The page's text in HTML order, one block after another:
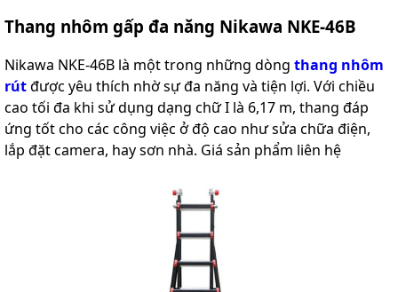
Thang nhôm gấp đa năng Nikawa NKE-46B
Nikawa NKE-46B là một trong những dòng thang nhôm
rútđược yêu thích nhờ sự đa năng và tiện lợi. Với chiều
cao tối đa khi sử dụng dạng chữ I là 6,17 m, thang đáp
ứng tốt cho các công việc ở độ cao như sửa chữa điện,
lắp đặt camera, hay sơn nhà. Giá sản phẩm liên hệ